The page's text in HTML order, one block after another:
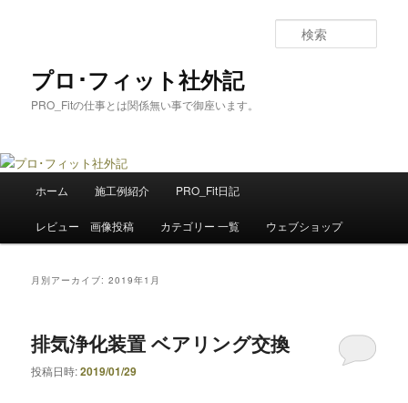
へ
移
プロ･フィット社外記
PRO_Fitの仕事とは関係無い事で御座います。
索
メ
ホーム 施工例紹介 PRO_Fit日記
レビュー 画像投稿 カテゴリー 一覧 ウェブショップ
月別アーカイブ:2019年1月
排気浄化装置 ベアリング交換
投稿日時:2019/01/29